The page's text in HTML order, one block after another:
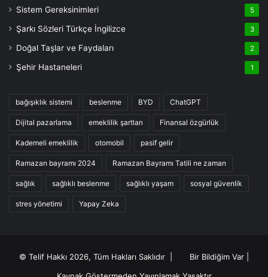
Sistem Gereksinimleri 5
Şarkı Sözleri Türkçe İngilizce 3
Doğal Taşlar ve Faydaları 2
Şehir Hastaneleri 1
bağışıklık sistemi beslenme BYD ChatGPT
Dijital pazarlama emeklilik şartları Finansal özgürlük
Kademeli emeklilik otomobil pasif gelir
Ramazan bayramı 2024 Ramazan Bayramı Tatili ne zaman
sağlık sağlıklı beslenme sağlıklı yaşam sosyal güvenlik
stres yönetimi Yapay Zeka
© Telif Hakkı 2026, Tüm Hakları Saklıdır | Bir Bildiğim Var